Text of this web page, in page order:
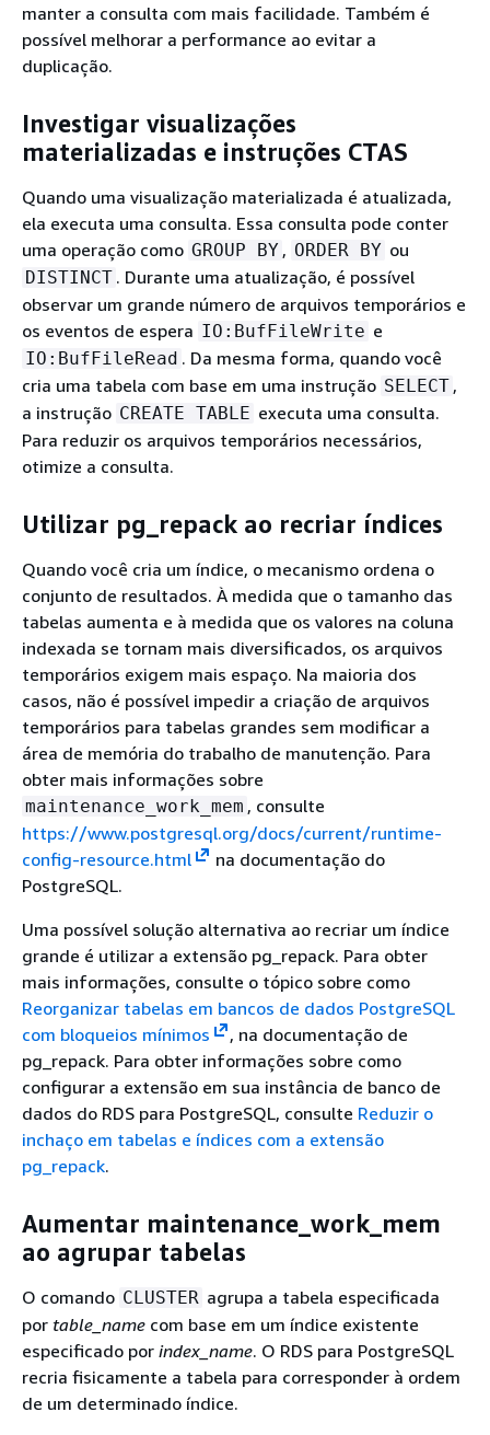
manter a consulta com mais facilidade. Também é
possível melhorar a performance ao evitar a
duplicação.
Investigar visualizações
materializadas e instruções CTAS
Quando uma visualização materializada é atualizada,
ela executa uma consulta. Essa consulta pode conter
uma operação como GROUP BY , ORDER BY ou
DISTINCT . Durante uma atualização, é possível
observar um grande número de arquivos temporários e
os eventos de espera IO:BufFileWrite e
IO:BufFileRead . Da mesma forma, quando você
cria uma tabela com base em uma instrução SELECT ,
a instrução CREATE TABLE executa uma consulta.
Para reduzir os arquivos temporários necessários,
otimize a consulta.
Utilizar pg_repack ao recriar índices
Quando você cria um índice, o mecanismo ordena o
conjunto de resultados. À medida que o tamanho das
tabelas aumenta e à medida que os valores na coluna
indexada se tornam mais diversificados, os arquivos
temporários exigem mais espaço. Na maioria dos
casos, não é possível impedir a criação de arquivos
temporários para tabelas grandes sem modificar a
área de memória do trabalho de manutenção. Para
obter mais informações sobre
maintenance_work_mem , consulte
https://www.postgresql.org/docs/current/runtime-
config-resource.html
na documentação do
PostgreSQL.
Uma possível solução alternativa ao recriar um índice
grande é utilizar a extensão pg_repack. Para obter
mais informações, consulte o tópico sobre como
Reorganizar tabelas em bancos de dados PostgreSQL
com bloqueios mínimos
, na documentação de
pg_repack. Para obter informações sobre como
configurar a extensão em sua instância de banco de
dados do RDS para PostgreSQL, consulte Reduzir o
inchaço em tabelas e índices com a extensão
pg_repack.
Aumentar maintenance_work_mem
ao agrupar tabelas
O comando CLUSTER agrupa a tabela especificada
por table_name com base em um índice existente
especificado por index_name. O RDS para PostgreSQL
recria fisicamente a tabela para corresponder à ordem
de um determinado índice.